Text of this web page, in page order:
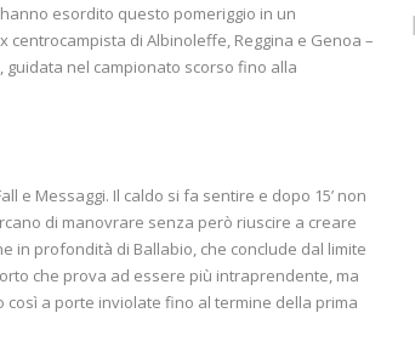
esordito questo pomeriggio in un
centrocampista di Albinoleffe, Reggina e Genoa –
nel campionato scorso fino alla
e Messaggi. Il caldo si fa sentire e dopo 15’ non
di manovrare senza però riuscire a creare
in profondità di Ballabio, che conclude dal limite
che prova ad essere più intraprendente, ma
a porte inviolate fino al termine della prima